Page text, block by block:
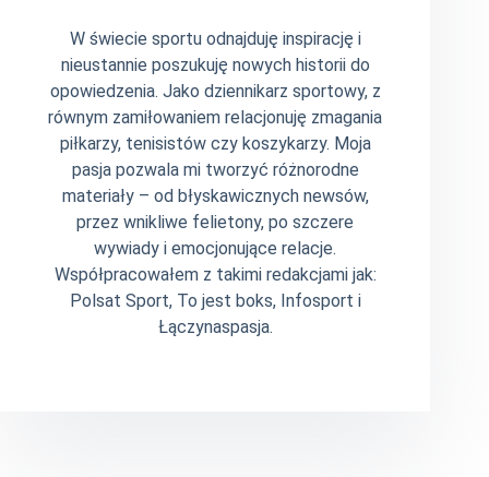
W świecie sportu odnajduję inspirację i
nieustannie poszukuję nowych historii do
opowiedzenia. Jako dziennikarz sportowy, z
równym zamiłowaniem relacjonuję zmagania
piłkarzy, tenisistów czy koszykarzy. Moja
pasja pozwala mi tworzyć różnorodne
materiały – od błyskawicznych newsów,
przez wnikliwe felietony, po szczere
wywiady i emocjonujące relacje.
Współpracowałem z takimi redakcjami jak:
Polsat Sport, To jest boks, Infosport i
Łączynaspasja.